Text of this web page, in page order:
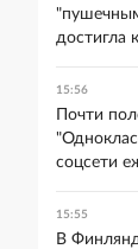
достигла
15:56
Почти
соцсети
15:55
В